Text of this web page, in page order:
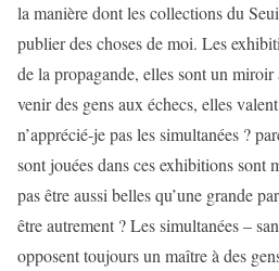
la manière dont les collections du
publier des choses de moi. Les
de la propagande, elles sont un
venir des gens aux échecs, elles
n’apprécié-je pas les simultanées ?
sont jouées dans ces exhibitions sont
pas être aussi belles qu’une grande
être autrement ? Les simultanées –
opposent toujours un maître à des